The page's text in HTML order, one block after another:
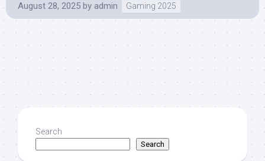
August 28, 2025 by admin Gaming 2025
Search
Search